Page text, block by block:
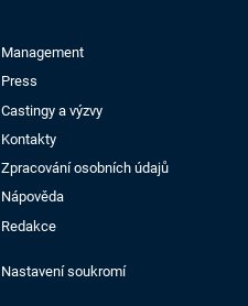
Management
Press
Castingy a výzvy
Kontakty
Zpracování osobních údajů
Nápověda
Redakce
Nastavení soukromí